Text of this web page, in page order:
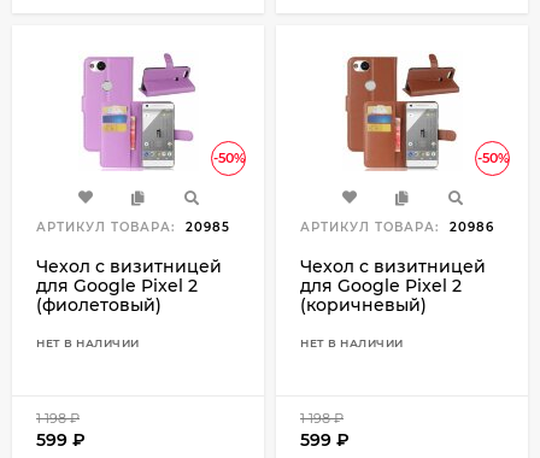
-50%
АРТИКУЛ ТОВАРА: 20985
Чехол с визитницей
для Google Pixel 2
(фиолетовый)
НЕТ В НАЛИЧИИ
1 198₽
599 ₽
-50%
АРТИКУЛ ТОВАРА: 20986
Чехол с визитницей
для Google Pixel 2
(коричневый)
НЕТ В НАЛИЧИИ
1 198₽
599 ₽